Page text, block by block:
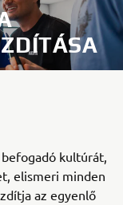
kultúrát,
elismeri minden
az egyenlő